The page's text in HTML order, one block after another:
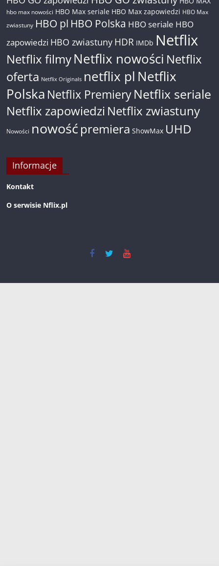
hbo max nowości HBO Max seriale HBO Max zapowiedzi HBO Max
zwiastuny HBO pl HBO Polska HBO seriale HBO
zapowiedzi HBO zwiastuny HDR IMDb Netflix
Netflix filmyNetflix nowości Netflix
oferta Netflix Originals netflix pl Netflix
Polska Netflix PremieryNetflix seriale
Netflix zapowiedzi Netflix zwiastuny
Nowości nowość premiera ShowMax UHD
Informacje
Kontakt
O serwisie Nflix.pl